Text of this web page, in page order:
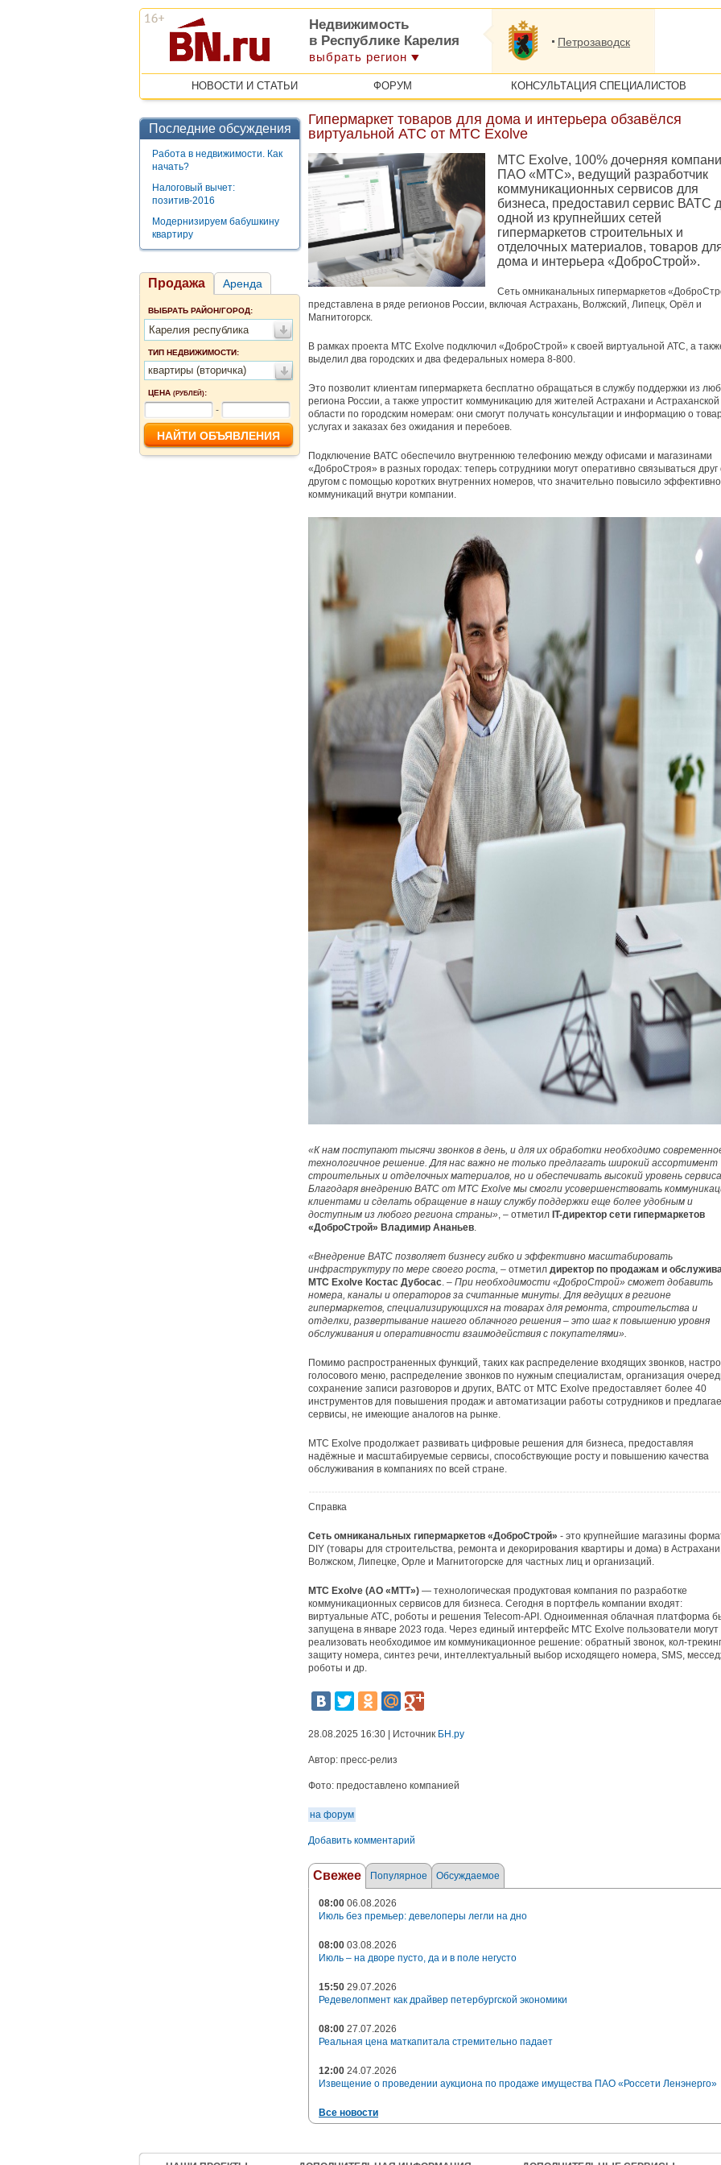
Недвижимость
в Республике Карелия
выбрать регион
Петрозаводск
НОВОСТИ И СТАТЬИ ФОРУМ КОНСУЛЬТАЦИЯ СПЕЦИАЛИСТОВ
Последние обсуждения
Работа в недвижимости. Как
начать?
Налоговый вычет:
позитив-2016
Модернизируем бабушкину
квартиру
Продажа Аренда
ВЫБРАТЬ РАЙОН/ГОРОД:
Карелия республика
ТИП НЕДВИЖИМОСТИ:
квартиры (вторичка)
ЦЕНА (РУБЛЕЙ):
-
Гипермаркет товаров для дома и интерьера обзавёлся
виртуальной АТС от МТС Exolve
МТС Exolve, 100% дочерняя
ПАО «МТС», ведущий разработчик
коммуникационных сервисов для
бизнеса, предоставил сервис ВАТС
одной из крупнейших сетей
гипермаркетов строительных и
отделочных материалов, товаров
дома и интерьера «ДоброСтрой».
Сеть омниканальных гипермаркетов
представлена в ряде регионов России, включая Астрахань, Волжский, Липецк, Орёл и
Магнитогорск.
В рамках проекта МТС Exolve подключил «ДоброСтрой» к своей виртуальной АТС, а
выделил два городских и два федеральных номера 8-800.
Это позволит клиентам гипермаркета бесплатно обращаться в службу поддержки из
региона России, а также упростит коммуникацию для жителей Астрахани и Астраханской
области по городским номерам: они смогут получать консультации и информацию о
услугах и заказах без ожидания и перебоев.
Подключение ВАТС обеспечило внутреннюю телефонию между офисами и магазинами
«ДоброСтроя» в разных городах: теперь сотрудники могут оперативно связываться друг
другом с помощью коротких внутренних номеров, что значительно повысило
коммуникаций внутри компании.
«К нам поступают тысячи звонков в день, и для их обработки необходимо
технологичное решение. Для нас важно не только предлагать широкий ассортимент
строительных и отделочных материалов, но и обеспечивать высокий уровень
Благодаря внедрению ВАТС от МТС Exolve мы смогли усовершенствовать
клиентами и сделать обращение в нашу службу поддержки еще более удобным и
доступным из любого региона страны», – отметил IT-директор сети гипермаркетов
«ДоброСтрой» Владимир Ананьев.
«Внедрение ВАТС позволяет бизнесу гибко и эффективно масштабировать
инфраструктуру по мере своего роста, – отметил директор по продажам и
МТС Exolve Костас Дубосас. – При необходимости «ДоброСтрой» сможет добавить
номера, каналы и операторов за считанные минуты. Для ведущих в регионе
гипермаркетов, специализирующихся на товарах для ремонта, строительства и
отделки, развертывание нашего облачного решения – это шаг к повышению уровня
обслуживания и оперативности взаимодействия с покупателями».
Помимо распространенных функций, таких как распределение входящих звонков,
голосового меню, распределение звонков по нужным специалистам, организация
сохранение записи разговоров и других, ВАТС от МТС Exolve предоставляет более 40
инструментов для повышения продаж и автоматизации работы сотрудников и
сервисы, не имеющие аналогов на рынке.
МТС Exolve продолжает развивать цифровые решения для бизнеса, предоставляя
надёжные и масштабируемые сервисы, способствующие росту и повышению качества
обслуживания в компаниях по всей стране.
Справка
Сеть омниканальных гипермаркетов «ДоброСтрой» - это крупнейшие магазины
DIY (товары для строительства, ремонта и декорирования квартиры и дома) в
Волжском, Липецке, Орле и Магнитогорске для частных лиц и организаций.
МТС Exolve (АО «МТТ») — технологическая продуктовая компания по разработке
коммуникационных сервисов для бизнеса. Сегодня в портфель компании входят:
виртуальные АТС, роботы и решения Telecom-API. Одноименная облачная платформа
запущена в январе 2023 года. Через единый интерфейс МТС Exolve пользователи могут
реализовать необходимое им коммуникационное решение: обратный звонок, кол-
защиту номера, синтез речи, интеллектуальный выбор исходящего номера, SMS,
роботы и др.
28.08.2025 16:30 | Источник БН.ру
Автор: пресс-релиз
Фото: предоставлено компанией
на форум
Добавить комментарий
Свежее Популярное Обсуждаемое
08:00 06.08.2026
Июль без премьер: девелоперы легли на дно
08:00 03.08.2026
Июль – на дворе пусто, да и в поле негусто
15:50 29.07.2026
Редевелопмент как драйвер петербургской экономики
08:00 27.07.2026
Реальная цена маткапитала стремительно падает
12:00 24.07.2026
Извещение о проведении аукциона по продаже имущества ПАО «Россети Ленэнерго»
Все новости